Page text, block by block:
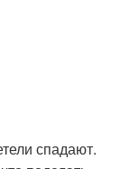
спадают.